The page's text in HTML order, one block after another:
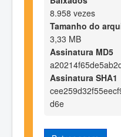
8.958 vezes
Tamanho do
3,33 MB
Assinatura MD5
Assinatura SHA1
d6e